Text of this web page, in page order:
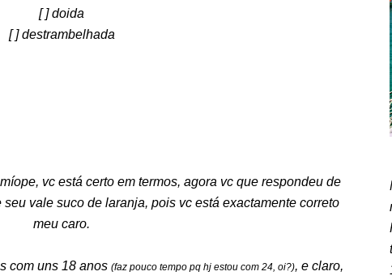
[ ] doida
[ ] destrambelhada
vc está certo em termos, agora vc que respondeu de
vale suco de laranja, pois vc está exactamente correto
meu caro.
com uns 18 anos (faz pouco tempo pq hj estou com 24, oi?), e claro,